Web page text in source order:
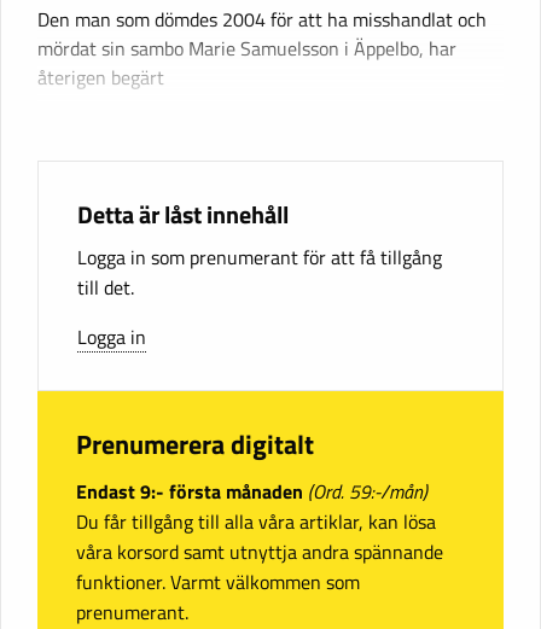
Den man som dömdes 2004 för att ha misshandlat och
mördat sin sambo Marie Samuelsson i Äppelbo, har
återigen begärt
Detta är låst innehåll
Logga in som prenumerant för att få tillgång
till det.
Logga in
Prenumerera digitalt
Endast 9:- första månaden (Ord. 59:-/mån)
Du får tillgång till alla våra artiklar, kan lösa
våra korsord samt utnyttja andra spännande
funktioner. Varmt välkommen som
prenumerant.